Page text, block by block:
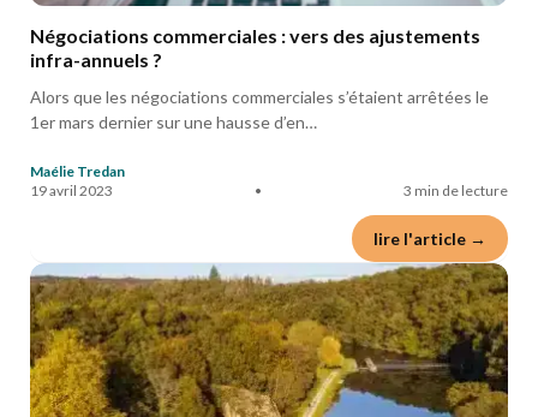
Négociations commerciales : vers des ajustements
infra-annuels ?
Alors que les négociations commerciales s’étaient arrêtées le
1er mars dernier sur une hausse d’en…
Maélie Tredan
19 avril 2023
• 3 min de lecture
lire l'article →